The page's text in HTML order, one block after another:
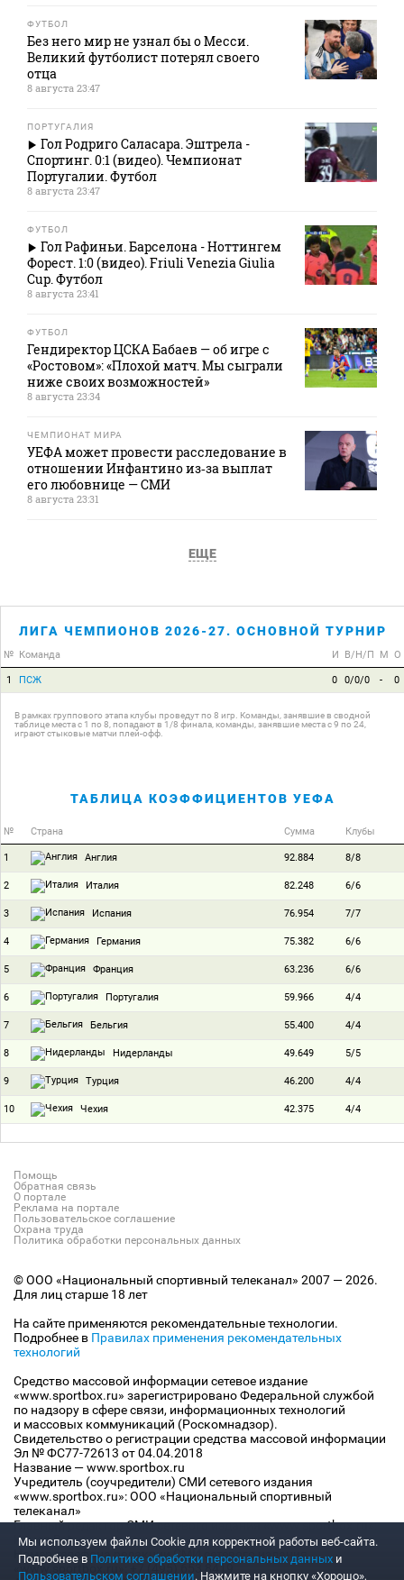
ФУТБОЛ
Без него мир не узнал бы о Месси.
Великий футболист потерял своего
отца
8 августа 23:47
ПОРТУГАЛИЯ
Гол Родриго Саласара. Эштрела -
Спортинг. 0:1 (видео). Чемпионат
Португалии. Футбол
8 августа 23:47
ФУТБОЛ
Гол Рафиньи. Барселона - Ноттингем
Форест. 1:0 (видео). Friuli Venezia Giulia
Cup. Футбол
8 августа 23:41
ФУТБОЛ
Гендиректор ЦСКА Бабаев — об игре с
«Ростовом»: «Плохой матч. Мы сыграли
ниже своих возможностей»
8 августа 23:34
ЧЕМПИОНАТ МИРА
УЕФА может провести расследование в
отношении Инфантино из‑за выплат
его любовнице — СМИ
8 августа 23:31
ЕЩЕ
ЛИГА ЧЕМПИОНОВ 2026-27. ОСНОВНОЙ ТУРНИР
№ Команда И В/Н/П М О
1 ПСЖ 0 0/0/0 - 0
В рамках группового этапа клубы проведут по 8 игр. Команды, занявшие в сводной
таблице места с 1 по 8, попадают в 1/8 финала, команды, занявшие места с 9 по 24,
играют стыковые матчи плей-офф.
ТАБЛИЦА КОЭФФИЦИЕНТОВ УЕФА
№ Страна Сумма Клубы
1 Англия 92.884 8/8
2 Италия 82.248 6/6
3 Испания 76.954 7/7
4 Германия 75.382 6/6
5 Франция 63.236 6/6
6 Португалия 59.966 4/4
7 Бельгия 55.400 4/4
8 Нидерланды 49.649 5/5
9 Турция 46.200 4/4
10 Чехия 42.375 4/4
Помощь
Обратная связь
О портале
Реклама на портале
Пользовательское соглашение
Охрана труда
Политика обработки персональных данных
© ООО «Национальный спортивный телеканал» 2007 — 2026.
Для лиц старше 18 лет
На сайте применяются рекомендательные технологии.
Подробнее в Правилах применения рекомендательных
технологий
Средство массовой информации сетевое издание
«www.sportbox.ru» зарегистрировано Федеральной службой
по надзору в сфере связи, информационных технологий
и массовых коммуникаций (Роскомнадзор).
Свидетельство о регистрации средства массовой информации
Эл № ФС77-72613 от 04.04.2018
Название — www.sportbox.ru
Учредитель (соучредители) СМИ сетевого издания
«www.sportbox.ru»: ООО «Национальный спортивный
телеканал»
Главный редактор СМИ сетевого издания «www.sportbox.ru»:
Конов В.А.
Номер телефона редакции СМИ сетевого издания
«www.sportbox.ru»: +7 (495) 653 8419
Мы используем файлы Сookie для корректной работы веб-сайта.
Подробнее в Политике обработки персональных данных и
Пользовательском соглашении. Нажмите на кнопку «Хорошо»,